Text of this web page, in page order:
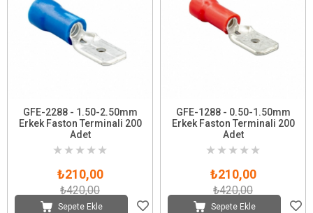
GFE-2288 - 1.50-2.50mm
Erkek Faston Terminali 200
Adet
★ ★ ★ ★ ★
₺210,00
₺420,00
Sepete Ekle
GFE-1288 - 0.50-1.50mm
Erkek Faston Terminali 200
Adet
★ ★ ★ ★ ★
₺210,00
₺420,00
Sepete Ekle